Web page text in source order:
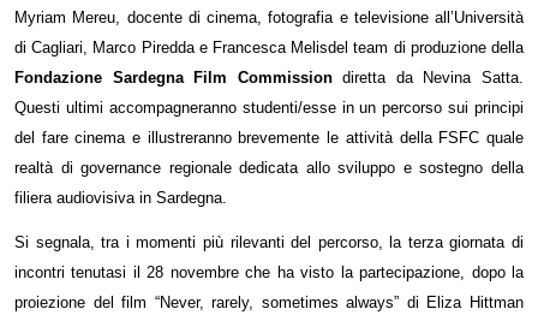
Myriam Mereu, docente di cinema, fotografia e televisione all’Università
di Cagliari, Marco Piredda e Francesca Melisdel team di produzione della
Fondazione Sardegna Film Commissiondiretta da Nevina Satta.
Questi ultimi accompagneranno studenti/esse in un percorso sui principi
del fare cinema e illustreranno brevemente le attività della FSFC quale
realtà di governance regionale dedicata allo sviluppo e sostegno della
filiera audiovisiva in Sardegna.
Si segnala, tra i momenti più rilevanti del percorso, la terza giornata di
incontri tenutasi il 28 novembre che ha visto la partecipazione, dopo la
proiezione del film “Never, rarely, sometimes always” di Eliza Hittman